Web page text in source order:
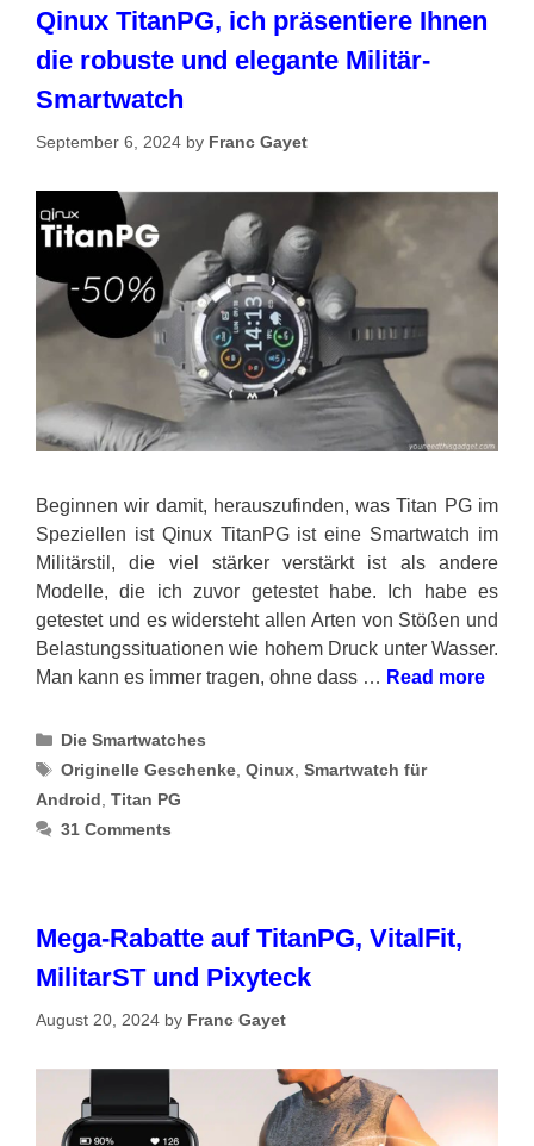
Qinux TitanPG, ich präsentiere Ihnen
die robuste und elegante Militär-
Smartwatch
September 6, 2024 by Franc Gayet
Beginnen wir damit, herauszufinden, was Titan PG im
Speziellen ist Qinux TitanPG ist eine Smartwatch im
Militärstil, die viel stärker verstärkt ist als andere
Modelle, die ich zuvor getestet habe. Ich habe es
getestet und es widersteht allen Arten von Stößen und
Belastungssituationen wie hohem Druck unter Wasser.
Man kann es immer tragen, ohne dass … Read more
Categories
Die Smartwatches
Tags
Originelle Geschenke ,Qinux ,Smartwatch für
Android Titan PG
31 Comments
Mega-Rabatte auf TitanPG, VitalFit,
MilitarST und Pixyteck
August 20, 2024 by Franc Gayet